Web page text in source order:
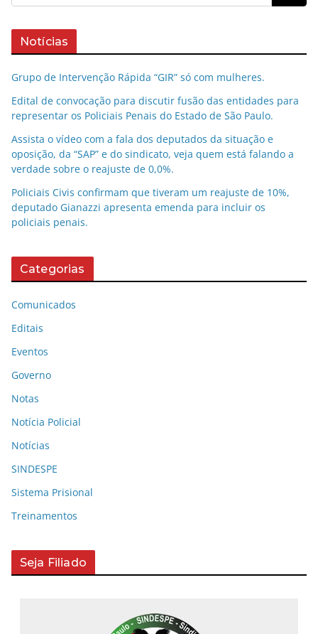
Notícias
Grupo de Intervenção Rápida “GIR” só com mulheres.
Edital de convocação para discutir fusão das entidades para
representar os Policiais Penais do Estado de São Paulo.
Assista o vídeo com a fala dos deputados da situação e
oposição, da “SAP” e do sindicato, veja quem está falando a
verdade sobre o reajuste de 0,0%.
Policiais Civis confirmam que tiveram um reajuste de 10%,
deputado Gianazzi apresenta emenda para incluir os
policiais penais.
Categorias
Comunicados
Editais
Eventos
Governo
Notas
Notícia Policial
Notícias
SINDESPE
Sistema Prisional
Treinamentos
Seja Filiado